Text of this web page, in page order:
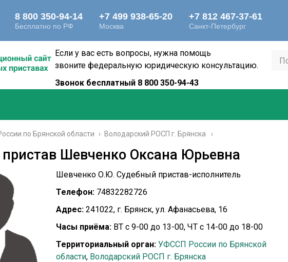
Если у вас есть вопросы, нужна помощь
звоните федеральную юридическую консультацию.
Звонок бесплатный 8 800 350-94-43
по Брянской области › Володарский РОСП г. Брянска
Шевченко Оксана Юрьевна
Шевченко О.Ю. Судебный пристав-исполнитель
Телефон: 74832282726
Адрес: 241022, г. Брянск, ул. Афанасьева, 16
Часы приёма: ВТ с 9-00 до 13-00, ЧТ с 14-00 до 18-00
Территориальный орган: УФССП России по Брянской
области, Володарский РОСП г. Брянска